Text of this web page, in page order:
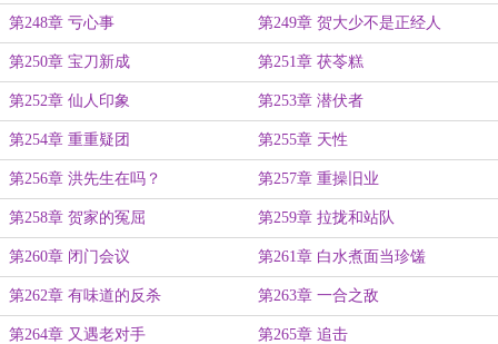
第248章 亏心事 第249章 贺大少不是正经人
第250章 宝刀新成 第251章 茯苓糕
第252章 仙人印象 第253章 潜伏者
第254章 重重疑团 第255章 天性
第256章 洪先生在吗？ 第257章 重操旧业
第258章 贺家的冤屈 第259章 拉拢和站队
第260章 闭门会议 第261章 白水煮面当珍馐
第262章 有味道的反杀 第263章 一合之敌
第264章 又遇老对手 第265章 追击